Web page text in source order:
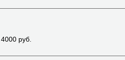
4000 руб.